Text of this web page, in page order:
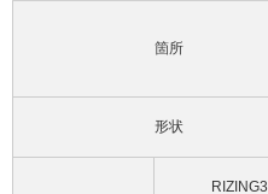
箇所
形状
RIZING3